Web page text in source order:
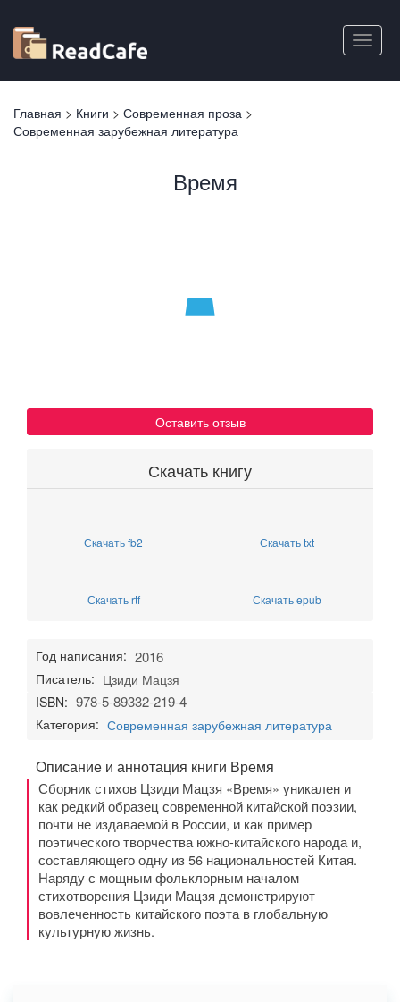
основному
содержанию
Toggle
Вы
здесь
Главная > Книги > Современная проза >
Современная зарубежная литература
Время
Оставить отзыв
Скачать книгу
Скачать fb2 Скачать txt
Скачать rtf Скачать epub
Год написания: 2016
Писатель: Цзиди Мацзя
ISBN: 978-5-89332-219-4
Категория: Современная зарубежная литература
Описание и аннотация книги Время
Сборник стихов Цзиди Мацзя «Время» уникален и
как редкий образец современной китайской поэзии,
почти не издаваемой в России, и как пример
поэтического творчества южно-китайского народа и,
составляющего одну из 56 национальностей Китая.
Наряду с мощным фольклорным началом
стихотворения Цзиди Мацзя демонстрируют
вовлеченность китайского поэта в глобальную
культурную жизнь.